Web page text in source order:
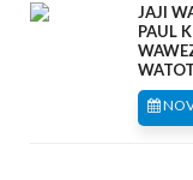
JAJI
PAUL